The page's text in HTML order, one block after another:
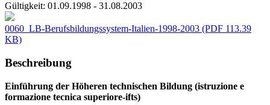
Gültigkeit: 01.09.1998 - 31.08.2003
0060_LB-Berufsbildungssystem-Italien-1998-2003 (PDF 113.39
KB)
Beschreibung
Einführung der Höheren technischen Bildung (istruzione e
formazione tecnica superiore-ifts)